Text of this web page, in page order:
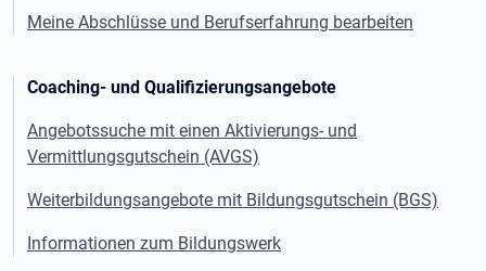
Meine Abschlüsse und Berufserfahrung bearbeiten
Coaching- und Qualifizierungsangebote
Angebotssuche mit einen Aktivierungs- und
Vermittlungsgutschein (AVGS)
Weiterbildungsangebote mit Bildungsgutschein (BGS)
Informationen zum Bildungswerk